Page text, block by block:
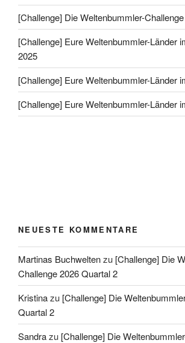
[Challenge] Die Weltenbummler-
[Challenge] Eure Weltenbummler-Länder
2025
[Challenge] Eure Weltenbummler-Länder
[Challenge] Eure Weltenbummler-Länder
NEUESTE KOMMENTARE
Martinas Buchweltenzu [Challenge] Die
Challenge 2026 Quartal 2
Kristinazu [Challenge] Die
Quartal 2
Sandrazu [Challenge] Die